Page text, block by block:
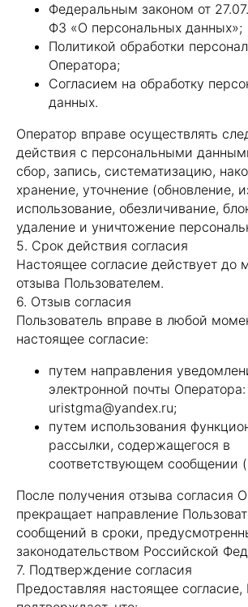
Федеральным законом от
ФЗ «О персональных данных»;
Политикой обработки
Оператора;
Согласием на обработку
данных.
Оператор вправе осуществлять
действия с персональными
сбор, запись, систематизацию,
хранение, уточнение (обновление,
использование, обезличивание,
удаление и уничтожение
5. Срок действия согласия
Настоящее согласие действует до
отзыва Пользователем.
6. Отзыв согласия
Пользователь вправе в любой
настоящее согласие:
путем направления
электронной почты Оператора:
uristgma@yandex.ru;
путем использования
рассылки, содержащегося в
соответствующем сообщении
После получения отзыва согласия
прекращает направление
сообщений в сроки,
законодательством Российской
7. Подтверждение согласия
Предоставляя настоящее согласие,